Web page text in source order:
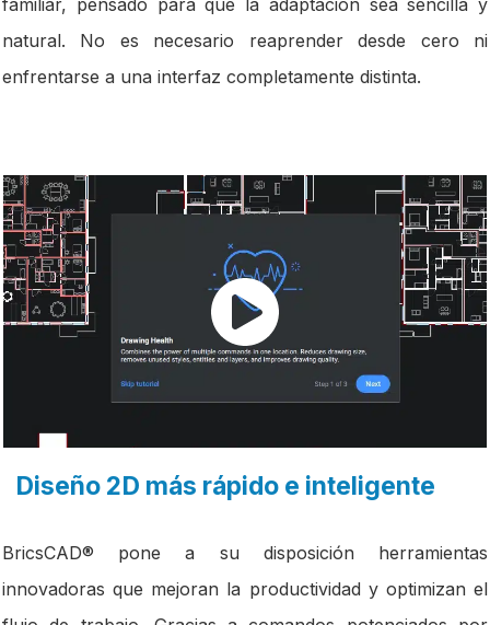
familiar, pensado para que la adaptación sea sencilla y
natural. No es necesario reaprender desde cero ni
enfrentarse a una interfaz completamente distinta.
Diseño 2D más rápido e inteligente
BricsCAD® pone a su disposición herramientas
innovadoras que mejoran la productividad y optimizan el